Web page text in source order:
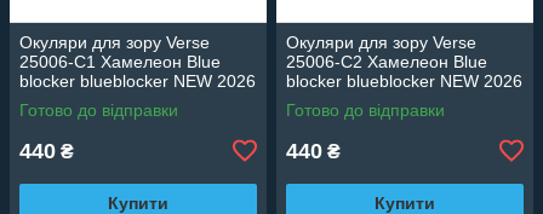
Окуляри для зору Verse
25006-C1 Хамелеон Blue
blocker blueblocker NEW 2026
Готово до відправки
440 ₴
Купити
Окуляри для зору Verse
25006-C2 Хамелеон Blue
blocker blueblocker NEW 2026
Готово до відправки
440 ₴
Купити